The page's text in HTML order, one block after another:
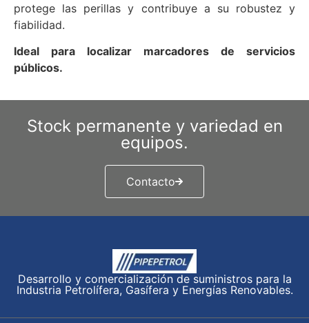
protege las perillas y contribuye a su robustez y
fiabilidad.
Ideal para localizar marcadores de servicios
públicos.
Stock permanente y variedad en
equipos.
Contacto
Desarrollo y comercialización de suministros para la
Industria Petrolífera, Gasífera y Energías Renovables.